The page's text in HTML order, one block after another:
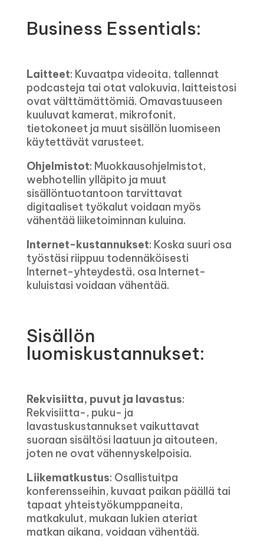
Business Essentials:
Laitteet: Kuvaatpa videoita, tallennat
podcasteja tai otat valokuvia, laitteistosi
ovat välttämättömiä. Omavastuuseen
kuuluvat kamerat, mikrofonit,
tietokoneet ja muut sisällön luomiseen
käytettävät varusteet.
Ohjelmistot: Muokkausohjelmistot,
webhotellin ylläpito ja muut
sisällöntuotantoon tarvittavat
digitaaliset työkalut voidaan myös
vähentää liiketoiminnan kuluina.
Internet-kustannukset: Koska suuri osa
työstäsi riippuu todennäköisesti
Internet-yhteydestä, osa Internet-
kuluistasi voidaan vähentää.
Sisällön
luomiskustannukset:
Rekvisiitta, puvut ja lavastus:
Rekvisiitta-, puku- ja
lavastuskustannukset vaikuttavat
suoraan sisältösi laatuun ja aitouteen,
joten ne ovat vähennyskelpoisia.
Liikematkustus: Osallistuitpa
konferensseihin, kuvaat paikan päällä tai
tapaat yhteistyökumppaneita,
matkakulut, mukaan lukien ateriat
matkan aikana, voidaan vähentää.